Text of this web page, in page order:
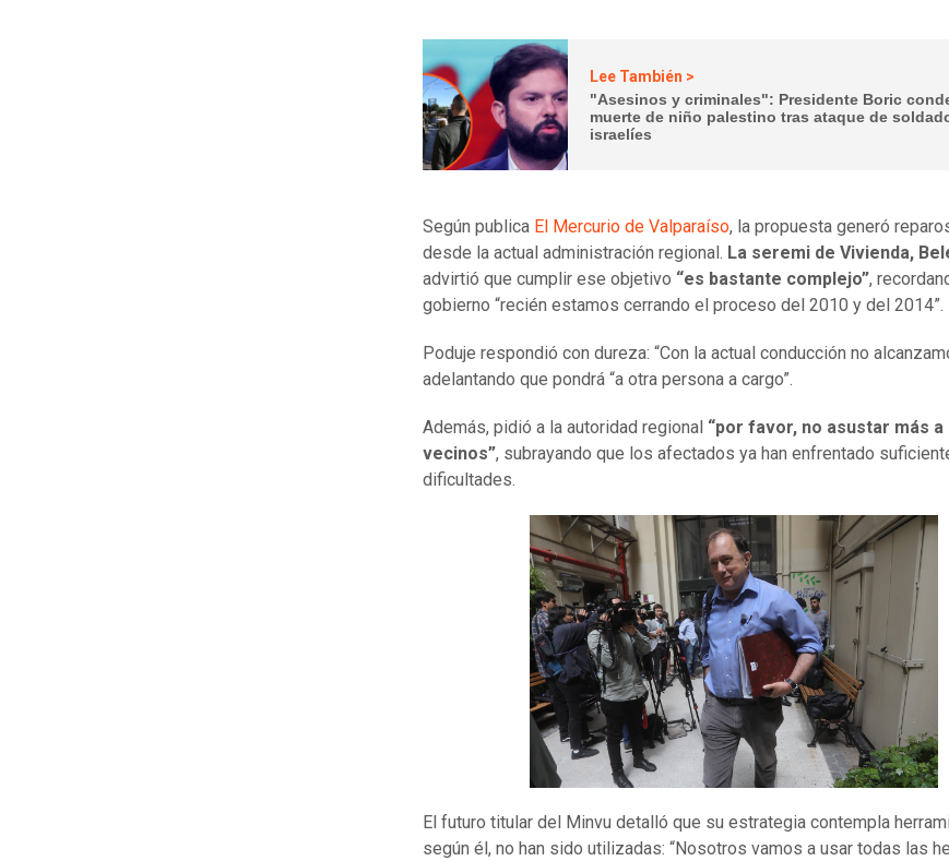
Lee También >
"Asesinos y criminales": Presidente Boric
muerte de niño palestino tras ataque de
israelíes
Según publica El Mercurio de Valparaíso, la propuesta generó
desde la actual administración regional. La seremi de Vivienda,
advirtió que cumplir ese objetivo “es bastante complejo”,
gobierno “recién estamos cerrando el proceso del 2010 y del 2014”.
Poduje respondió con dureza: “Con la actual conducción no
adelantando que pondrá “a otra persona a cargo”.
Además, pidió a la autoridad regional “por favor, no asustar más a
vecinos”, subrayando que los afectados ya han enfrentado
dificultades.
El futuro titular del Minvu detalló que su estrategia contempla
según él, no han sido utilizadas: “Nosotros vamos a usar todas las